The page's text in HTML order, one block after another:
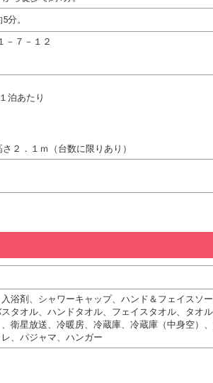
分。
－７－１２
泊あたり
．１ｍ（台数に限りあり）
浴剤、シャワーキャップ、ハンド＆フェイスソ
タオル、ハンドタオル、フェイスタオル、タオ
衛星放送、冷暖房、冷蔵庫、冷蔵庫（中身空）
、パジャマ、ハンガー